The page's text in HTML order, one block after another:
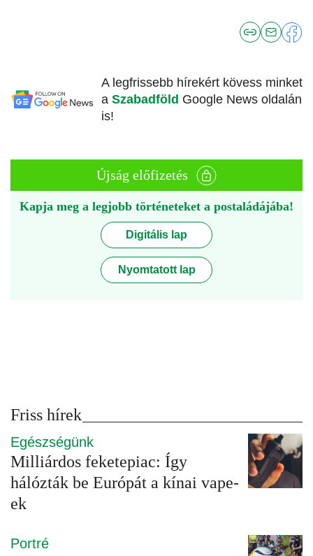
A legfrissebb hírekért kövess minket
a Szabadföld Google News oldalán
is!
Újság előfizetés
Kapja meg a legjobb történeteket a postaládájába!
Digitális lap
Nyomtatott lap
Friss hírek
Egészségünk
Milliárdos feketepiac: Így
hálózták be Európát a kínai vape-
ek
Portré